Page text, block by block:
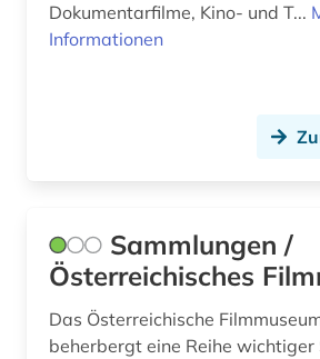
Dokumentarfilme, Kino- und T...
Informationen
Sammlungen /
Österreichisches
Das Österreichische
beherbergt eine Reihe wichtiger